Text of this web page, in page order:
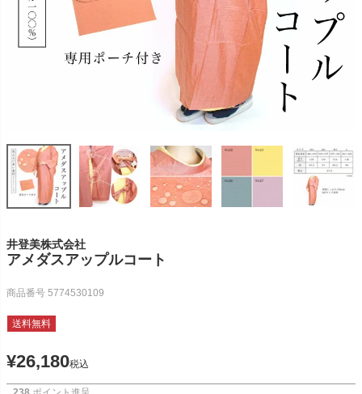
井登美株式会社
アメダスアップルコート
商品番号 5774530109
送料無料
¥26,180税込